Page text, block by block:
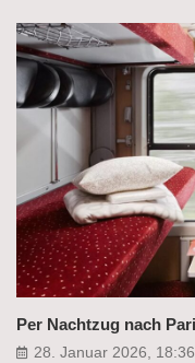
Per Nachtzug nach
28. Januar 2026, 18:36